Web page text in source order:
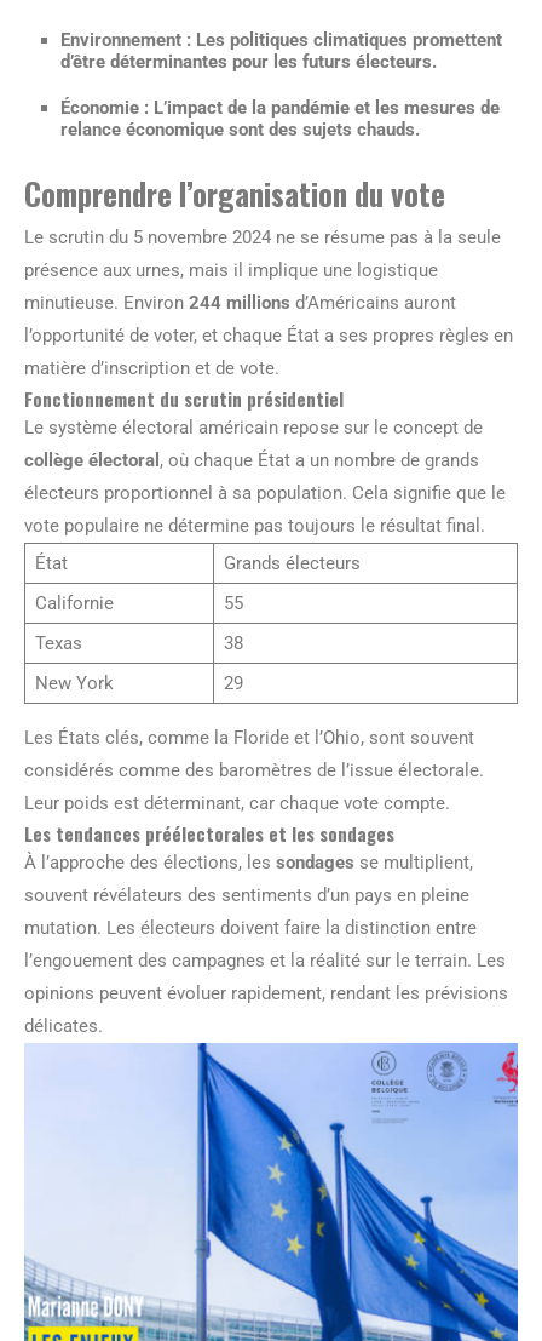
Environnement : Les politiques climatiques promettent
d’être déterminantes pour les futurs électeurs.
Économie : L’impact de la pandémie et les mesures de
relance économique sont des sujets chauds.
Comprendre l’organisation du vote
Le scrutin du 5 novembre 2024 ne se résume pas à la seule
présence aux urnes, mais il implique une logistique
minutieuse. Environ 244 millions d’Américains auront
l’opportunité de voter, et chaque État a ses propres règles en
matière d’inscription et de vote.
Fonctionnement du scrutin présidentiel
Le système électoral américain repose sur le concept de
collège électoral , où chaque État a un nombre de grands
électeurs proportionnel à sa population. Cela signifie que le
vote populaire ne détermine pas toujours le résultat final.
État
Grands électeurs
Californie
55
Texas
38
New York
29
Les États clés, comme la Floride et l’Ohio, sont souvent
considérés comme des baromètres de l’issue électorale.
Leur poids est déterminant, car chaque vote compte.
Les tendances préélectorales et les sondages
À l’approche des élections, les sondages se multiplient,
souvent révélateurs des sentiments d’un pays en pleine
mutation. Les électeurs doivent faire la distinction entre
l’engouement des campagnes et la réalité sur le terrain. Les
opinions peuvent évoluer rapidement, rendant les prévisions
délicates.